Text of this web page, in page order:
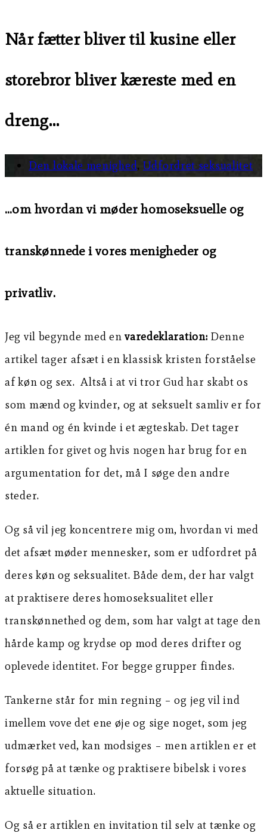
Når fætter bliver til kusine eller
storebror bliver kæreste med en
dreng…
Den lokale menighed, Udfordret seksualitet
…om hvordan vi møder homoseksuelle og
transkønnede i vores menigheder og
privatliv.
Jeg vil begynde med envaredeklaration: Denne
artikel tager afsæt i en klassisk kristen forståelse
af køn og sex. Altså i at vi tror Gud har skabt os
som mænd og kvinder, og at seksuelt samliv er for
én mand og én kvinde i et ægteskab. Det tager
artiklen for givet og hvis nogen har brug for en
argumentation for det, må I søge den andre
steder.
Og så vil jeg koncentrere mig om, hvordan vi med
det afsæt møder mennesker, som er udfordret på
deres køn og seksualitet. Både dem, der har valgt
at praktisere deres homoseksualitet eller
transkønnethed og dem, som har valgt at tage den
hårde kamp og krydse op mod deres drifter og
oplevede identitet. For begge grupper findes.
Tankerne står for min regning – og jeg vil ind
imellem vove det ene øje og sige noget, som jeg
udmærket ved, kan modsiges – men artiklen er et
forsøg på at tænke og praktisere bibelsk i vores
aktuelle situation.
Og så er artiklen en invitation til selv at tænke og